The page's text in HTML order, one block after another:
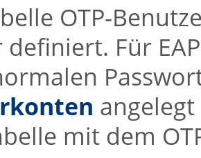
OTP-
definiert. Für
mit dem